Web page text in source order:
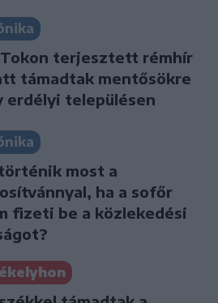
terjesztett rémhír
támadtak mentősökre
erdélyi településen
most a
ha a sofőr
fizeti be a közlekedési